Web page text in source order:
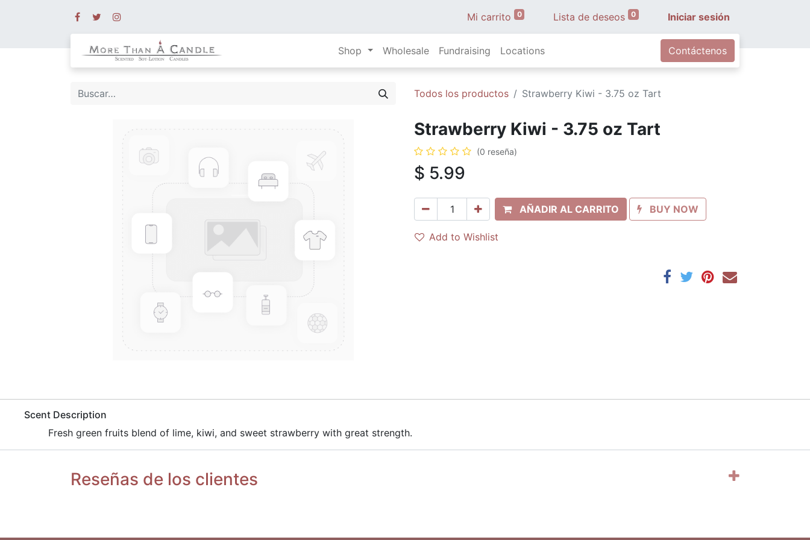
Mi carrito 0 Lista de deseos 0 Iniciar sesión
Shop Wholesale Fundraising Locations Contáctenos
Todos los productos Strawberry Kiwi - 3.75 oz Tart
Strawberry Kiwi - 3.75 oz Tart
(0 reseña)
$ 5.99
AÑADIR AL CARRITO BUY NOW
Add to Wishlist
​Scent Description
Fresh green fruits blend of lime, kiwi, and sweet strawberry with great strength.
Reseñas de los clientes